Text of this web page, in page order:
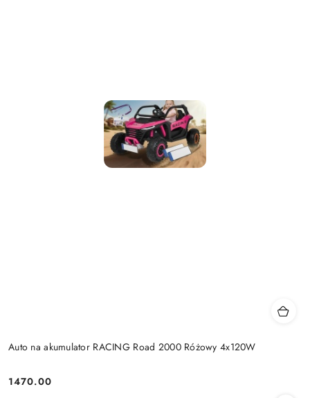
Auto na akumulator RACING Road 2000 Różowy 4x120W
Cena:
1470.00